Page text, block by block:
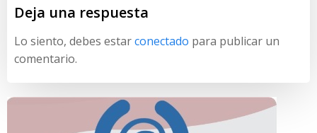
Deja una respuesta
Lo siento, debes estarconectado para publicar un
comentario.